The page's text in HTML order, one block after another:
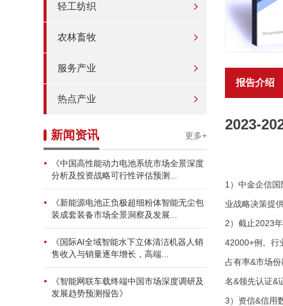
轻工纺织
农林畜牧
服务产业
热点产业
新闻资讯 更多+
《中国高性能动力电池系统市场全景深度
分析及投资战略可行性评估预测...
《新能源电池正负极超细粉体智能无尘包
装成套装备市场全景洞察及发展...
《国际AI全域智能水下立体清洁机器人销
售收入与销量逐年增长，高端...
《智能网联车载终端中国市场深度调研及
发展趋势预测报告》
报告介绍
2023-
1）中金企信
业战略决策提
2）截止2023
42000+例。行
占有率&市场
名&领先认证&
3）资信&信用